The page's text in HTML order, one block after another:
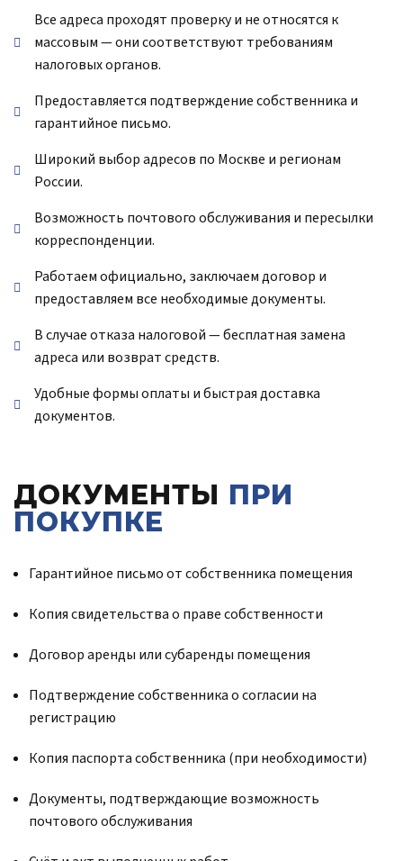
Все адреса проходят проверку и не относятся к
массовым — они соответствуют требованиям
налоговых органов.
Предоставляется подтверждение собственника и
гарантийное письмо.
Широкий выбор адресов по Москве и регионам
России.
Возможность почтового обслуживания и пересылки
корреспонденции.
Работаем официально, заключаем договор и
предоставляем все необходимые документы.
В случае отказа налоговой — бесплатная замена
адреса или возврат средств.
Удобные формы оплаты и быстрая доставка
документов.
ДОКУМЕНТЫ ПРИ
ПОКУПКЕ
Гарантийное письмо от собственника помещения
Копия свидетельства о праве собственности
Договор аренды или субаренды помещения
Подтверждение собственника о согласии на
регистрацию
Копия паспорта собственника (при необходимости)
Документы, подтверждающие возможность
почтового обслуживания